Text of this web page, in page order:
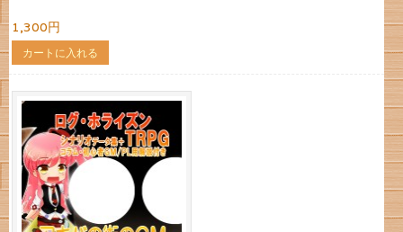
1,300円
カートに入れる